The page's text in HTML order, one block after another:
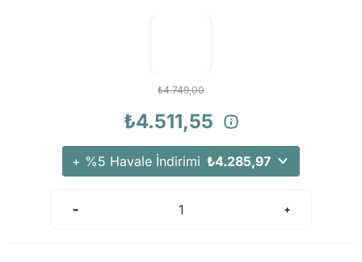
₺4.749,00
₺4.511,55
+ %5 Havale İndirimi ₺4.285,97